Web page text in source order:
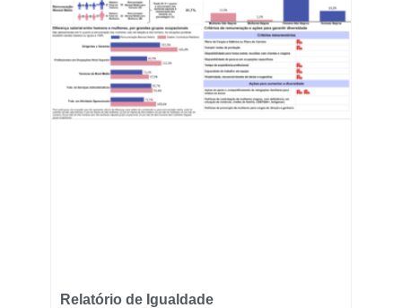
Relatório de Igualdade